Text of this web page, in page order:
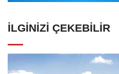
İLGINIZI ÇEKEBILIR